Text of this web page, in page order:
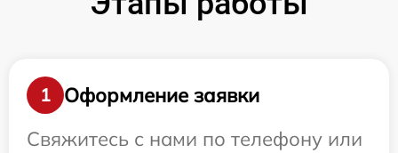
1
Оформление заявки
Свяжитесь с нами по телефону или